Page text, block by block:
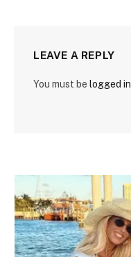
LEAVE A REPLY
You must be logged in